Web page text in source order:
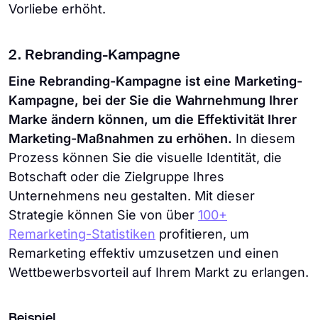
Vorliebe erhöht.
2. Rebranding-Kampagne
Eine Rebranding-Kampagne ist eine Marketing-
Kampagne, bei der Sie die Wahrnehmung Ihrer
Marke ändern können, um die Effektivität Ihrer
Marketing-Maßnahmen zu erhöhen. In diesem
Prozess können Sie die visuelle Identität, die
Botschaft oder die Zielgruppe Ihres
Unternehmens neu gestalten. Mit dieser
Strategie können Sie von über 100+
Remarketing-Statistiken profitieren, um
Remarketing effektiv umzusetzen und einen
Wettbewerbsvorteil auf Ihrem Markt zu erlangen.